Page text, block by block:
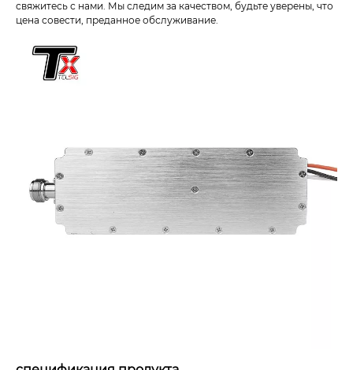
свяжитесь с нами. Мы следим за качеством, будьте уверены, что
цена совести, преданное обслуживание.